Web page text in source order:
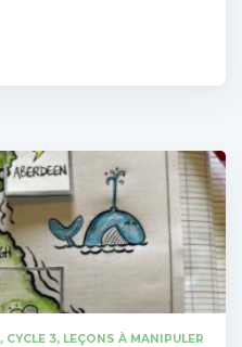
CYCLE 3 LEÇONS À MANIPULER